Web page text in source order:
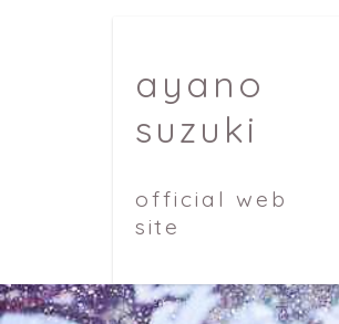
ayano
suzuki
official web
site